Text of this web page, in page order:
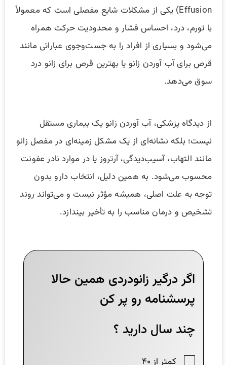
Effusion) یکی از مشکلات شایع مفصلی است که معمولاً
با تورم، درد، احساس فشار و محدودیت حرکت همراه
می‌شود و بسیاری از افراد را به جست‌وجوی عباراتی مانند
قرص برای آب آوردن زانو یا بهترین قرص برای زانو درد
سوق می‌دهد.
از دیدگاه پزشکی، آب آوردن زانو یک بیماری مستقل
نیست؛ بلکه نشانه‌ای از یک مشکل زمینه‌ای در مفصل زانو
مانند التهاب، آسیب‌دیدگی، آرتروز یا در موارد نادر عفونت
محسوب می‌شود. به همین دلیل، انتخاب دارو بدون
توجه به علت اصلی، همیشه مؤثر نیست و می‌تواند روند
تشخیص و درمان مناسب را به تأخیر بیندازد.